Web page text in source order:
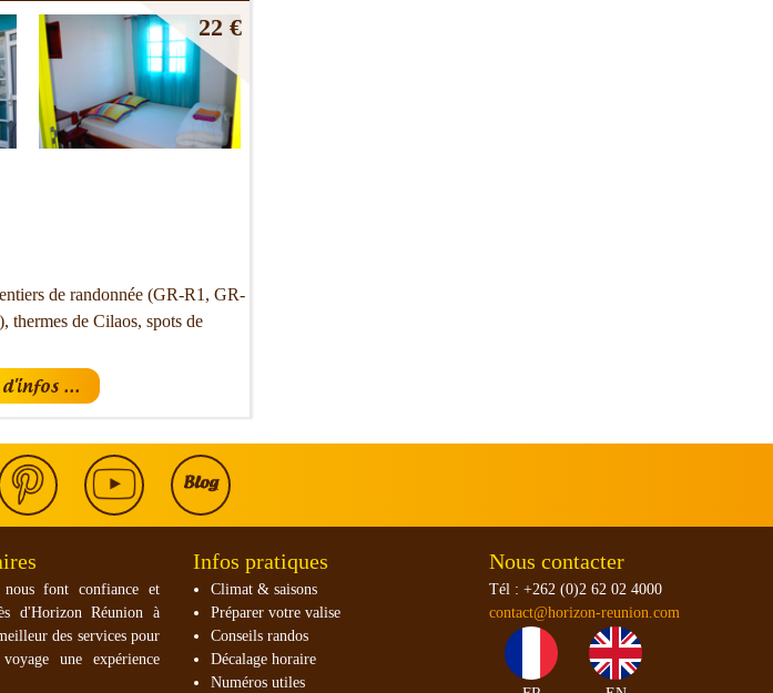
22 €
de randonnée (GR-R1, GR-
thermes de Cilaos, spots de
d'infos ...
nous font confiance et
d'Horizon Réunion à
des services pour
une expérience
Infos pratiques
Climat & saisons
Préparer votre valise
Conseils randos
Décalage horaire
Numéros utiles
Nous contacter
Tél : +262 (0)2 62 02 4000
contact@horizon-reunion.com